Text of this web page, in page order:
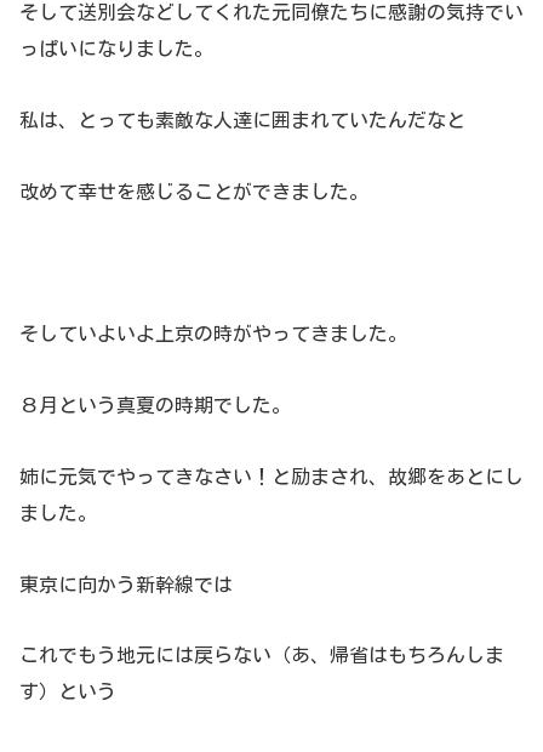
そして送別会などしてくれた元同僚たちに感謝の気持でい
っぱいになりました。
私は、とっても素敵な人達に囲まれていたんだなと
改めて幸せを感じることができました。
そしていよいよ上京の時がやってきました。
８月という真夏の時期でした。
姉に元気でやってきなさい！と励まされ、故郷をあとにし
ました。
東京に向かう新幹線では
これでもう地元には戻らない（あ、帰省はもちろんしま
す）という